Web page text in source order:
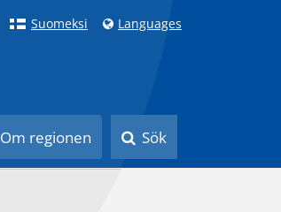
Suomeksi Languages
Om regionen Sök